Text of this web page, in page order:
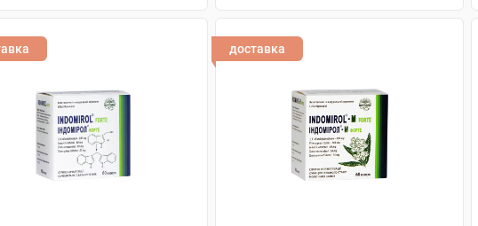
доставка